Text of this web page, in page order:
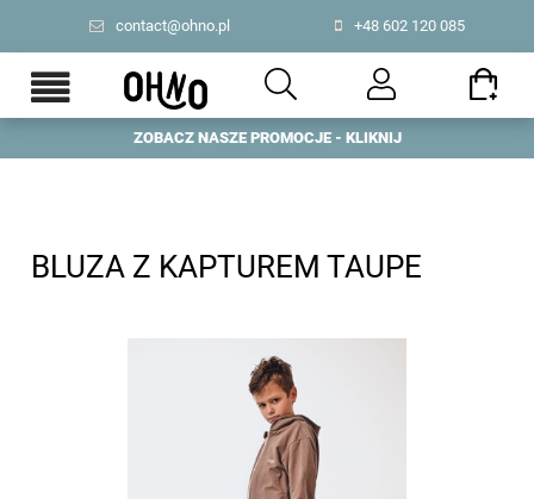
contact@ohno.pl +48 602 120 085
ZOBACZ NASZE PROMOCJE - KLIKNIJ
BLUZA Z KAPTUREM TAUPE